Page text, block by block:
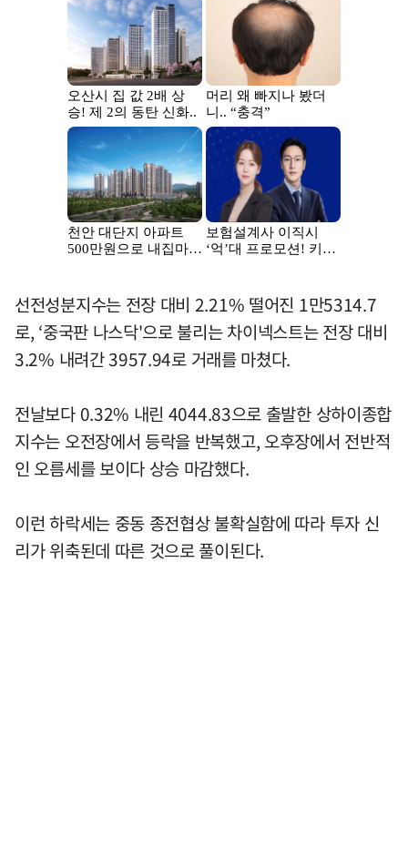
선전성분지수는 전장 대비 2.21% 떨어진 1만5314.7
로, ‘중국판 나스닥'으로 불리는 차이넥스트는 전장 대비
3.2% 내려간 3957.94로 거래를 마쳤다.
전날보다 0.32% 내린 4044.83으로 출발한 상하이종합
지수는 오전장에서 등락을 반복했고, 오후장에서 전반적
인 오름세를 보이다 상승 마감했다.
이런 하락세는 중동 종전협상 불확실함에 따라 투자 신
리가 위축된데 따른 것으로 풀이된다.